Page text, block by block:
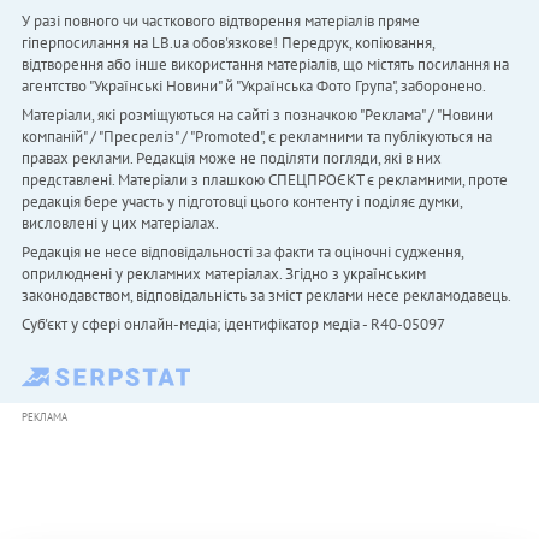
У разі повного чи часткового відтворення матеріалів пряме
гіперпосилання на LB.ua обов'язкове! Передрук, копіювання,
відтворення або інше використання матеріалів, що містять посилання на
агентство "Українськi Новини" й "Українська Фото Група", заборонено.
Матеріали, які розміщуються на сайті з позначкою "Реклама" / "Новини
компаній" / "Пресреліз" / "Promoted", є рекламними та публікуються на
правах реклами. Редакція може не поділяти погляди, які в них
представлені. Матеріали з плашкою СПЕЦПРОЄКТ є рекламними, проте
редакція бере участь у підготовці цього контенту і поділяє думки,
висловлені у цих матеріалах.
Редакція не несе відповідальності за факти та оціночні судження,
оприлюднені у рекламних матеріалах. Згідно з українським
законодавством, відповідальність за зміст реклами несе рекламодавець.
Cуб'єкт у сфері онлайн-медіа; ідентифікатор медіа - R40-05097
РЕКЛАМА